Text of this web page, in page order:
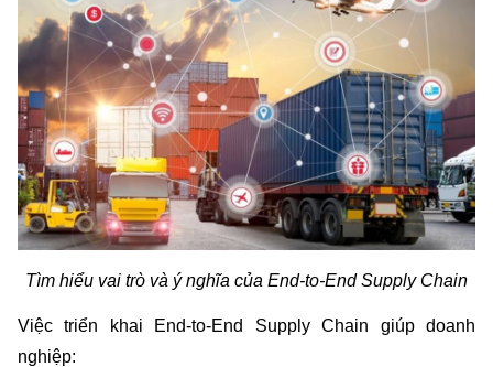
Tìm hiểu vai trò và ý nghĩa của End-to-End Supply Chain
Việc triển khai End-to-End Supply Chain giúp doanh
nghiệp: